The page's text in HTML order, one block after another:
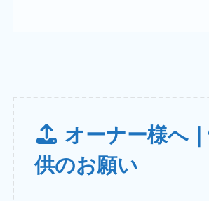
オーナー様へ
供のお願い